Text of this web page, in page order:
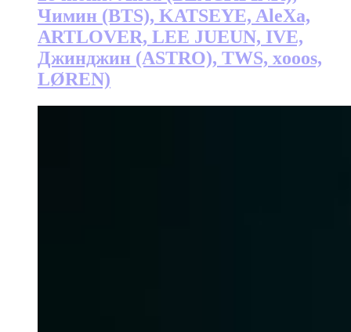
Чимин (BTS), KATSEYE, AleXa,
ARTLOVER, LEE JUEUN, IVE,
Джинджин (ASTRO), TWS, xooos,
LØREN)